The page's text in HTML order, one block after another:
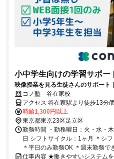
小中学生向けの学習サポ
映像授業を見る生徒さんのサポート
WEB面接/1回｜週2日～OK｜履歴
答｜1分単位で給与支給｜Wワーク
退社
コノ塾 谷在家校
アクセス 谷在家駅より徒歩13分/
園駅より徒歩22分
時給1,300円以上
東京都東京23区足立区
勤務時間 ・勤務曜日：火・水・
日 シフトサイクル：1ヶ月 ＊シ
＊平日のみ勤務OK ＊週末勤務で
仕事内容 ★働きやすいシステム